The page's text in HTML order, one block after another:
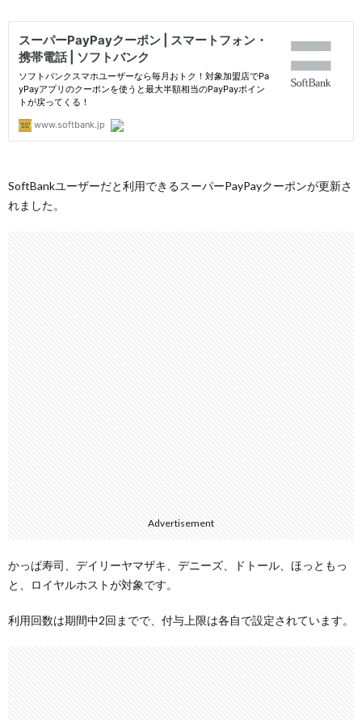
SoftBankユーザーだと利用できるスーパーPayPayクーポンが更新さ
れました。
Advertisement
かっぱ寿司、デイリーヤマザキ、デニーズ、ドトール、ほっともっ
と、ロイヤルホストが対象です。
利用回数は期間中2回までで、付与上限は各自で設定されています。